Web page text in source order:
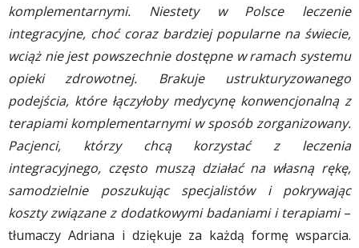
komplementarnymi. Niestety w Polsce leczenie
integracyjne, choć coraz bardziej popularne na świecie,
wciąż nie jest powszechnie dostępne w ramach systemu
opieki zdrowotnej. Brakuje ustrukturyzowanego
podejścia, które łączyłoby medycynę konwencjonalną z
terapiami komplementarnymi w sposób zorganizowany.
Pacjenci, którzy chcą korzystać z leczenia
integracyjnego, często muszą działać na własną rękę,
samodzielnie poszukując specjalistów i pokrywając
koszty związane z dodatkowymi badaniami i terapiami–
tłumaczy Adriana i dziękuje za każdą formę wsparcia.